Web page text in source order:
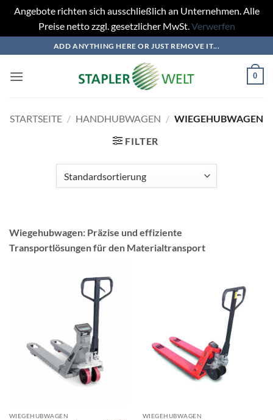
Angebote richten sich ausschließlich an Unternehmen. Alle
Preise netto zzgl. gesetzlicher MwSt.Verwerfen
Inhalt
springen
ADD ANYTHING HERE OR JUST REMOVE IT...
0
STARTSEITE / HANDHUBWAGEN / WIEGEHUBWAGEN
FILTER
Wiegehubwagen: Präzise und effiziente
Transportlösungen für den Materialtransport
WIEGEHUBWAGEN WIEGEHUBWAGEN